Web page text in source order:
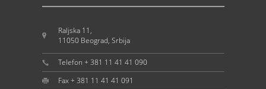
Raljska 11,
11050 Beograd, Srbija
Telefon + 381 11 41 41 090
Fax + 381 11 41 41 091